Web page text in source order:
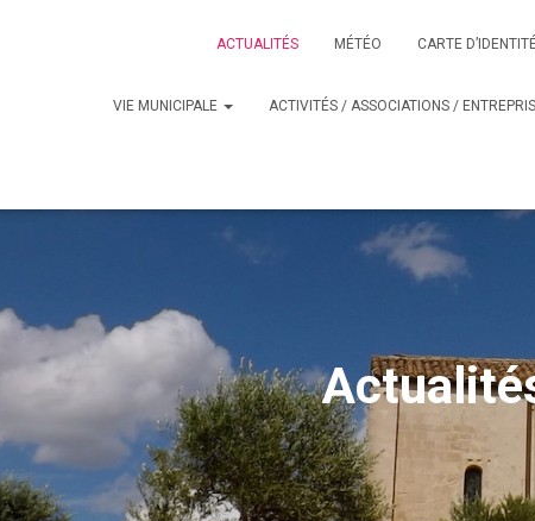
ACTUALITÉS MÉTÉO CARTE
VIE MUNICIPALE ACTIVITÉS / ASSOCIATIONS /